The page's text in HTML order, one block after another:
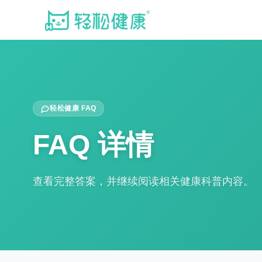
轻松健康 FAQ
FAQ 详情
查看完整答案，并继续阅读相关健康科普内容。